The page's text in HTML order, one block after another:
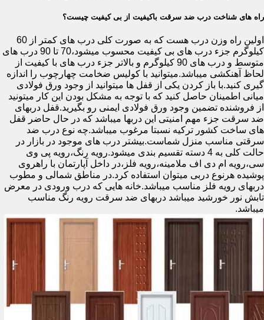
راه های شناخت درب ضد سرقت باکیفیت از بی کیفیت چیست؟
اولین راه وزن درب هست که به صورت کلی درب های کمتر از 60
کیلوگرم جزء درب های بی کیفیت محسوب میشود،70 تا 90 درب های
متوسط و درب های 90 کیلوگرم و بالاتر جزء درب های با کیفیت از
لحاظ آهنکشی میباشد.میتوانید با کولیس ضخامت چهارچوب را اندازه
گیری کنید.با باز کردن یکی از قفل ها میتوانید از وجود ورق فولادی
میانی اطمینان حاصل کنید که با توجه به مشکل بودن این کار میتونید
از فروشنده تضمین وجود ورق فولادی ایمنی رو بگیرید.قفل دربهای
ضد سرقت جزء مهم امنیتی این دربها میباشد که در حال حاضر قفل
های ساخت کشور ترکیه نسبتا مرغوب میباشد.چه نوع درب ضد
سرقتی مناسب منزل شماست.بیشتر درب های موجود در بازار در
حالت کلی به 4 دسته تقسیم بندی میشود.رویه رنگ،رویه پی وی
سی،رویه ام دی اف ملامینه،رویه فلز،در داخل آپارتمان با راهروی
پوشیده هرنوع دربی میتوان استفاده کرد.در مناطق شمالی و مطوب
دربهای رویه فلز مناسب میباشد.خانه هایی که درب ورودی در معرض
تابش نور خورشید میباشد دربهای ضد سرقت رویه رنگ مناسب
میباشد.